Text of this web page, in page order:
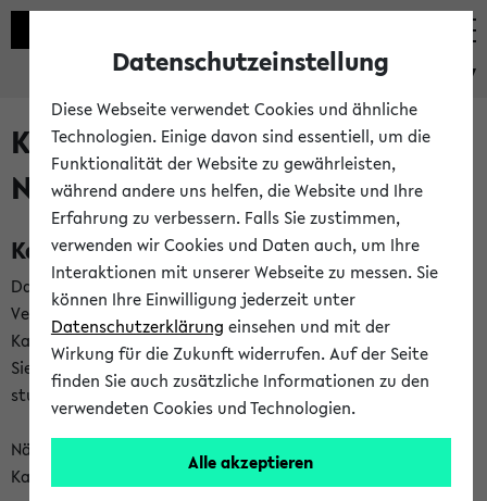
eKVV
Kalenderintegration und
Newsfeeds
Kalenderintegration
Das eKVV bietet Ihnen die Möglichkeit,
Veranstaltungstermine in eine Vielzahl von
Kalenderanwendungen einzubinden. Auf diese Weise können
Sie einen gemeinsamen Überblick über Ihre privaten und
studienbezogenen Termine erhalten.
Näheres zu Vorteilen und Funktionsweise der
Kalenderintegration können Sie auf unserer
Datenschutzeinstellung
Diese Webseite verwendet Cookies und ähnliche
Technologien. Einige davon sind essentiell, um die
Funktionalität der Website zu gewährleisten,
während andere uns helfen, die Website und Ihre
Erfahrung zu verbessern. Falls Sie zustimmen,
verwenden wir Cookies und Daten auch, um Ihre
Interaktionen mit unserer Webseite zu messen. Sie
können Ihre Einwilligung jederzeit unter
Datenschutzerklärung einsehen und mit der
Wirkung für die Zukunft widerrufen. Auf der Seite
finden Sie auch zusätzliche Informationen zu den
verwendeten Cookies und Technologien.
Alle akzeptieren